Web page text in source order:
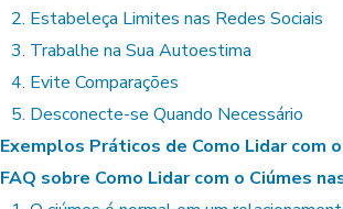
2. Estabeleça Limites nas Redes Sociais
3. Trabalhe na Sua Autoestima
4. Evite Comparações
5. Desconecte-se Quando Necessário
Exemplos Práticos de Como Lidar com
FAQ sobre Como Lidar com o Ciúmes